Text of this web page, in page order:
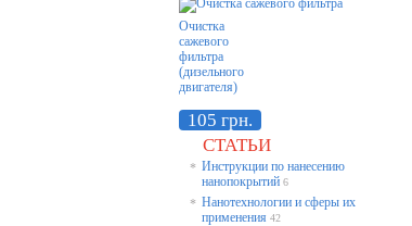
Очистка
сажевого
фильтра
(дизельного
двигателя)
105 грн.
СТАТЬИ
* Инструкции по нанесению
нанопокрытий 6
* Нанотехнологии и сферы их
применения 42